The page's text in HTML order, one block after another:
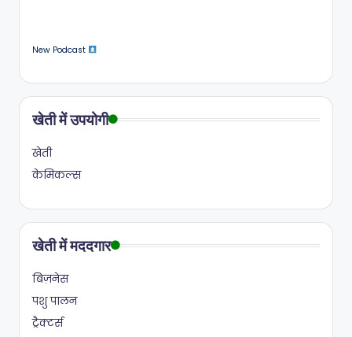
New Podcast
खेती में उपयोगी
खेती
केमिकल्स
खेती में मददगार
बिज़नेस
पशु पालन
ट्रैक्टर्स